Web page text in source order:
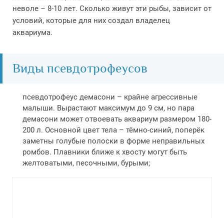
неволе – 8-10 лет. Сколько живут эти рыбы, зависит от
условий, которые для них создал владелец
аквариума.
Виды псевдотрофеусов
псевдотрофеус демасони – крайне агрессивные
малыши. Вырастают максимум до 9 см, но пара
демасони может отвоевать аквариум размером 180-
200 л. Основной цвет тела – тёмно-синий, поперёк
заметны голубые полоски в форме неправильных
ромбов. Плавники ближе к хвосту могут быть
желтоватыми, песочными, бурыми;